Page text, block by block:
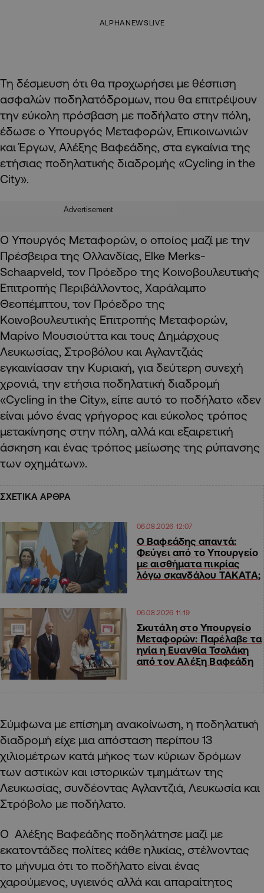
ALPHANEWSLIVE
Τη δέσμευση ότι θα προχωρήσει με θέσπιση
ασφαλών ποδηλατόδρομων, που θα επιτρέψουν
την εύκολη πρόσβαση με ποδήλατο στην πόλη,
έδωσε ο Υπουργός Μεταφορών, Επικοινωνιών
και Έργων, Αλέξης Βαφεάδης, στα εγκαίνια της
ετήσιας ποδηλατικής διαδρομής «Cycling in the
City».
Advertisement
Ο Υπουργός Μεταφορών, ο οποίος μαζί με την
Πρέσβειρα της Ολλανδίας, Elke Merks-
Schaapveld, τον Πρόεδρο της Κοινοβουλευτικής
Επιτροπής Περιβάλλοντος, Χαράλαμπο
Θεοπέμπτου, τον Πρόεδρο της
Κοινοβουλευτικής Επιτροπής Μεταφορών,
Μαρίνο Μουσιούττα και τους Δημάρχους
Λευκωσίας, Στροβόλου και Αγλαντζιάς
εγκαινίασαν την Κυριακή, για δεύτερη συνεχή
χρονιά, την ετήσια ποδηλατική διαδρομή
«Cycling in the City», είπε αυτό το ποδήλατο «δεν
είναι μόνο ένας γρήγορος και εύκολος τρόπος
μετακίνησης στην πόλη, αλλά και εξαιρετική
άσκηση και ένας τρόπος μείωσης της ρύπανσης
των οχημάτων».
ΣΧΕΤΙΚΑ ΑΡΘΡΑ
06.08.2026 12:07
Ο Βαφεάδης απαντά:
Φεύγει από το Υπουργείο
με αισθήματα πικρίας
λόγω σκανδάλου ΤΑΚΑΤΑ;
06.08.2026 11:19
Σκυτάλη στο Υπουργείο
Μεταφορών: Παρέλαβε τα
ηνία η Ευανθία Τσολάκη
από τον Αλέξη Βαφεάδη
Σύμφωνα με επίσημη ανακοίνωση, η ποδηλατική
διαδρομή είχε μια απόσταση περίπου 13
χιλιομέτρων κατά μήκος των κύριων δρόμων
των αστικών και ιστορικών τμημάτων της
Λευκωσίας, συνδέοντας Αγλαντζιά, Λευκωσία και
Στρόβολο με ποδήλατο.
Ο Αλέξης Βαφεάδης ποδηλάτησε μαζί με
εκατοντάδες πολίτες κάθε ηλικίας, στέλνοντας
το μήνυμα ότι το ποδήλατο είναι ένας
χαρούμενος, υγιεινός αλλά και απαραίτητος